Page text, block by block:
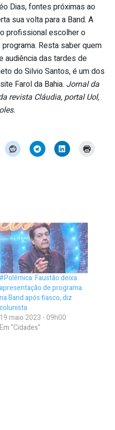
Dias, fontes próximas ao
sua volta para a Band. A
profissional escolher o
Resta saber quem
audiência das tardes de
do Silvio Santos, é um dos
Farol da Bahia. Jornal da
revista Cláudia, portal Uol,
#Polêmica: Faustão deixa
apresentação de programa
na Band após fiasco, diz
colunista
19 maio 2023 - 09h00
Em "Cidades"